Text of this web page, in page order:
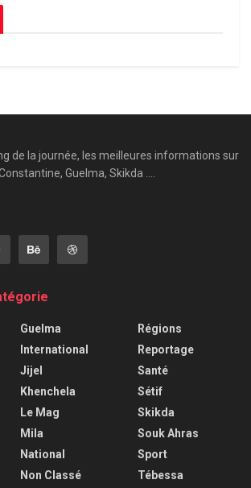
de la journée, les meilleures informations sur
Guelma, Skikda ....
Guelma
International
Jijel
Khenchela
Le Mag
Mila
National
Non Classé
Régions
Reportage
Santé
Sétif
Skikda
Souk Ahras
Sport
Tébessa